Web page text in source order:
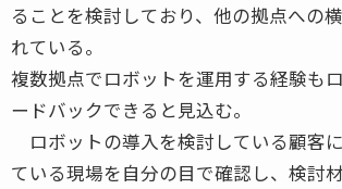
ることを検討しており、他の拠点への
れている。
複数拠点でロボットを運用する経験も
ードバックできると見込む。
ロボットの導入を検討している顧客
ている現場を自分の目で確認し、検討